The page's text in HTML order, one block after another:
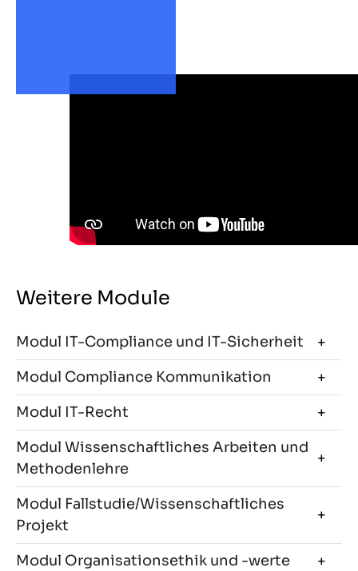
Weitere Module
Modul IT-Compliance und IT-Sicherheit
Modul Compliance Kommunikation
Modul IT-Recht
Modul Wissenschaftliches Arbeiten und
Methodenlehre
Modul Fallstudie/Wissenschaftliches
Projekt
Modul Organisationsethik und -werte